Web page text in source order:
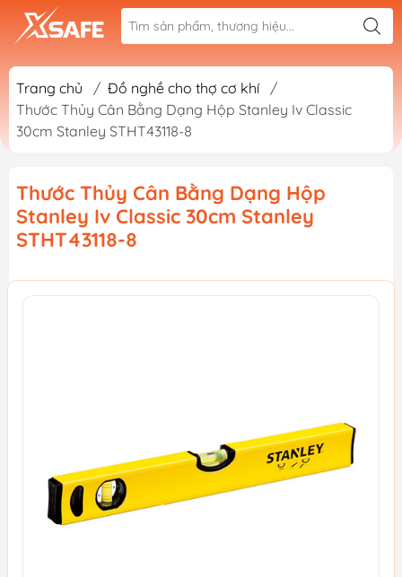
Trang chủ / Đồ nghề cho thợ cơ khí
/
Thước Thủy Cân Bằng Dạng Hộp Stanley Iv Classic
30cm Stanley STHT43118-8
Thước Thủy Cân Bằng Dạng Hộp
Stanley Iv Classic 30cm Stanley
STHT43118-8